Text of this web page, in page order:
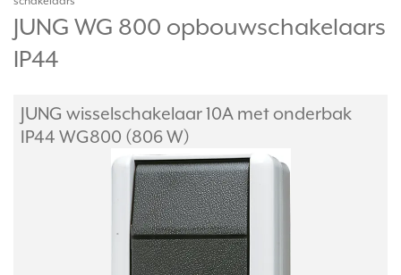
JUNG WG 800 opbouwschakelaars
IP44
JUNG wisselschakelaar 10A met onderbak
IP44 WG800 (806 W)